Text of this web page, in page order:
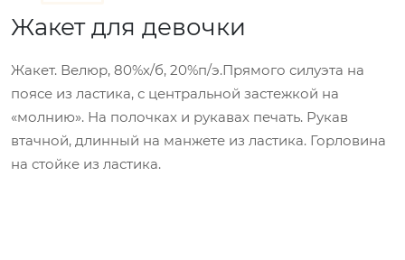
Жакет для девочки
Жакет. Велюр, 80%х/б, 20%п/э.Прямого силуэта на
поясе из ластика, с центральной застежкой на
«молнию». На полочках и рукавах печать. Рукав
втачной, длинный на манжете из ластика. Горловина
на стойке из ластика.